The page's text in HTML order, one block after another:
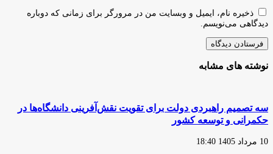
ذخیره نام، ایمیل و وبسایت من در مرورگر برای زمانی که دوباره
دیدگاهی می‌نویسم.
نوشته های مشابه
سه تصمیم راهبردی دولت برای تقویت نقش‌آفرینی دانشگاه‌ها در
حکمرانی و توسعه کشور
10 مرداد 1405 18:40